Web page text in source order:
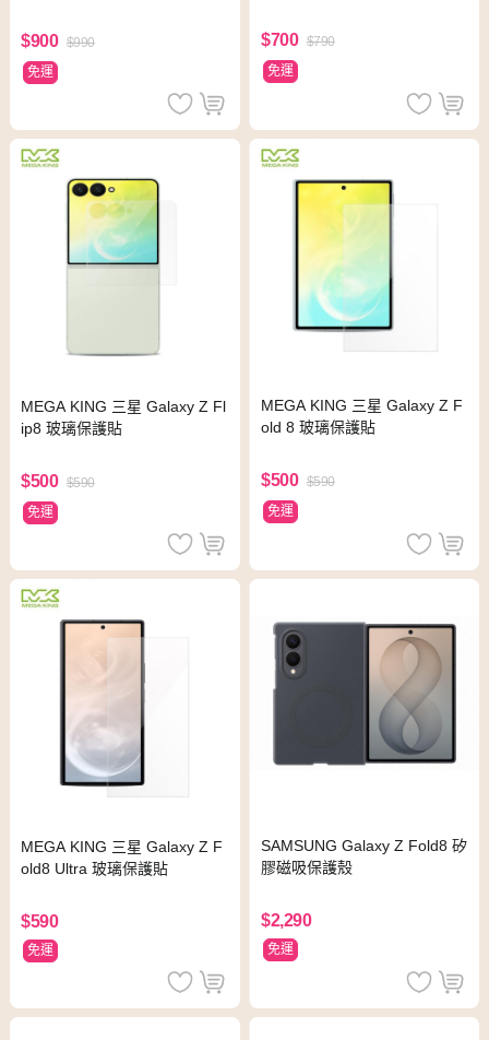
$900 $990
免運
$700 $790
免運
MEGA KING 三星 Galaxy Z Fl
ip8 玻璃保護貼
$500 $590
免運
MEGA KING 三星 Galaxy Z F
old 8 玻璃保護貼
$500 $590
免運
MEGA KING 三星 Galaxy Z F
old8 Ultra 玻璃保護貼
$590
免運
SAMSUNG Galaxy Z Fold8 矽
膠磁吸保護殼
$2,290
免運